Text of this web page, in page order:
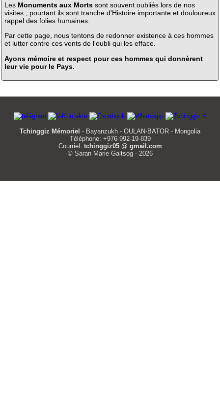
Les Monuments aux Mortssont souvent oubliés lors de nos
visites ; pourtant ils sont tranche d'Histoire importante et douloureux
rappel des folies humaines.
Par cette page, nous tentons de redonner existence à ces hommes
et lutter contre ces vents de l'oubli qui les efface.
Ayons mémoire et respect pour ces hommes qui donnèrent
leur vie pour le Pays.
Tchinggiz Mémoriel - Bayanzukh - OULAN-BATOR - Mongolia
Téléphone: +976-992-19-839
Courriel: tchinggiz05 @ gmail.com
© Saran Marie Galtsog - 2026